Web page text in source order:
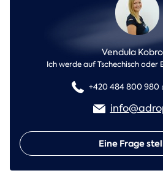
Vendula
Ich werde auf Tschechisch oder
+420 484 800 980
Eine Frage